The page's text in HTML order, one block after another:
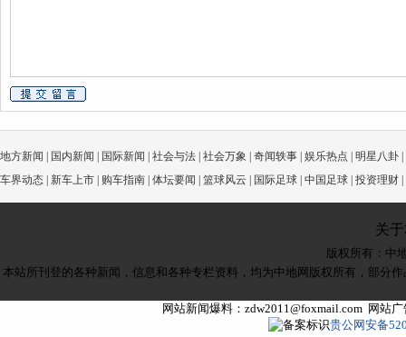
地方新闻 | 国内新闻 | 国际新闻 | 社会与法 | 社会万象 | 奇闻轶事 | 娱乐热点 | 明星八卦 |
车界动态 | 新车上市 | 购车指南 | 体坛要闻 | 篮球风云 | 国际足球 | 中国足球 | 投资理财 |
关
版权所有： 中
本站所刊登的各种新闻，信息和各种专栏资料，均为中地网版权所有，部分
网站新闻爆料：zdw2011@foxmail.com 网站
贵公网安备